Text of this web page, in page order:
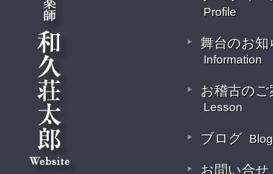
Profile
舞台のお知
Information
お稽古のご
Lesson
ブログ Blog
お問い合せ